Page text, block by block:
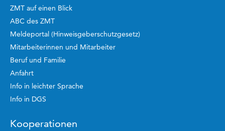
ZMT auf einen Blick
ABC des ZMT
Meldeportal (Hinweisgeberschutzgesetz)
Mitarbeiterinnen und Mitarbeiter
Beruf und Familie
Anfahrt
Info in leichter Sprache
Info in DGS
Kooperationen